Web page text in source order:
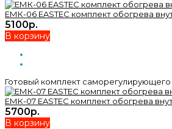
ЕМК-06 EASTEC комплект обогрева
5100р.
В корзину
Готовый комплект саморегулирующего
ЕМК-07 EASTEC комплект обогрева
5700р.
В корзину